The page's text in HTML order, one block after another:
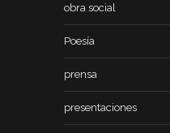
obra social
Poesía
prensa
presentaciones